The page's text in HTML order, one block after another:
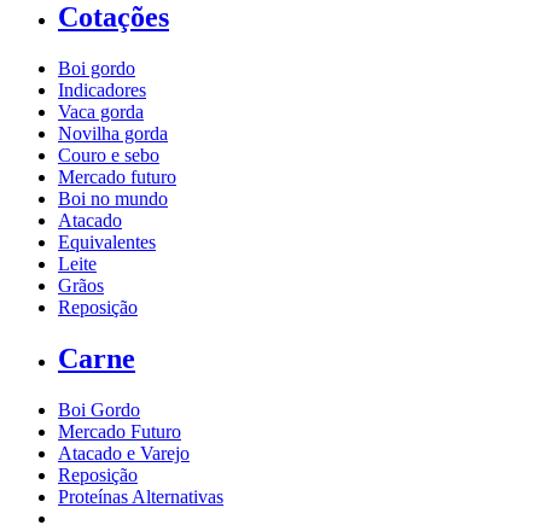
Cotações
Boi gordo
Indicadores
Vaca gorda
Novilha gorda
Couro e sebo
Mercado futuro
Boi no mundo
Atacado
Equivalentes
Leite
Grãos
Reposição
Carne
Boi Gordo
Mercado Futuro
Atacado e Varejo
Reposição
Proteínas Alternativas